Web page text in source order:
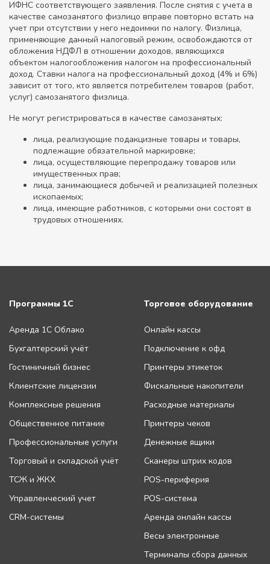
ИФНС соответствующего заявления. После снятия с учета в
качестве самозанятого физлицо вправе повторно встать на
учет при отсутствии у него недоимки по налогу. Физлица,
применяющие данный налоговый режим, освобождаются от
обложения НДФЛ в отношении доходов, являющихся
объектом налогообложения налогом на профессиональный
доход. Ставки налога на профессиональный доход (4% и 6%)
зависит от того, кто является потребителем товаров (работ,
услуг) самозанятого физлица.
Не могут регистрироваться в качестве самозанятых:
лица, реализующие подакцизные товары и товары,
подлежащие обязательной маркировке;
лица, осуществляющие перепродажу товаров или
имущественных прав;
лица, занимающиеся добычей и реализацией полезных
ископаемых;
лица, имеющие работников, с которыми они состоят в
трудовых отношениях.
Программы 1С
Аренда 1С Облако
Бухгалтерский учёт
Гостиничный бизнес
Клиентские лицензии
Комплексные решения
Общественное питание
Профессиональные услуги
Торговый и складской учёт
ТСЖ и ЖКХ
Управленческий учет
CRM-системы
Торговое оборудование
Онлайн кассы
Подключение к офд
Принтеры этикеток
Фискальные накопители
Расходные материалы
Принтеры чеков
Денежные ящики
Сканеры штрих кодов
POS-периферия
POS-система
Аренда онлайн кассы
Весы электронные
Терминалы сбора данных